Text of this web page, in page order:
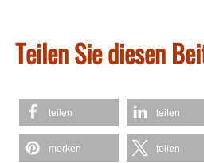
Teilen Sie diesen
teilen teilen
merken teilen